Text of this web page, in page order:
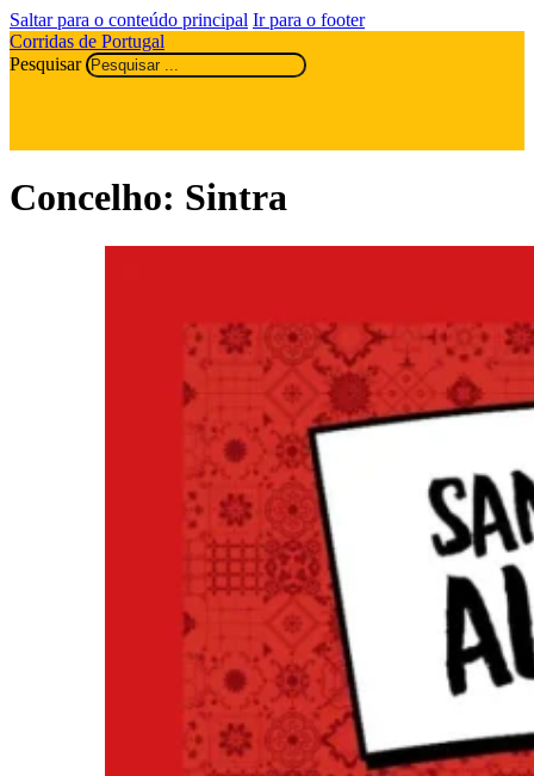
Saltar para o conteúdo principal Ir para o footer
Corridas de Portugal
Pesquisar
Concelho: Sintra